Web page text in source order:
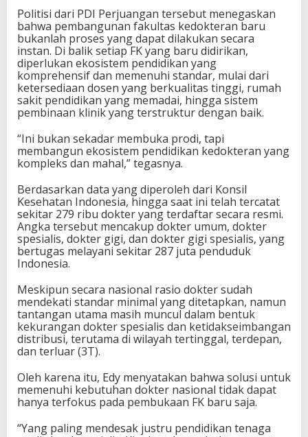
Politisi dari PDI Perjuangan tersebut menegaskan
bahwa pembangunan fakultas kedokteran baru
bukanlah proses yang dapat dilakukan secara
instan. Di balik setiap FK yang baru didirikan,
diperlukan ekosistem pendidikan yang
komprehensif dan memenuhi standar, mulai dari
ketersediaan dosen yang berkualitas tinggi, rumah
sakit pendidikan yang memadai, hingga sistem
pembinaan klinik yang terstruktur dengan baik.
“Ini bukan sekadar membuka prodi, tapi
membangun ekosistem pendidikan kedokteran yang
kompleks dan mahal,” tegasnya.
Berdasarkan data yang diperoleh dari Konsil
Kesehatan Indonesia, hingga saat ini telah tercatat
sekitar 279 ribu dokter yang terdaftar secara resmi.
Angka tersebut mencakup dokter umum, dokter
spesialis, dokter gigi, dan dokter gigi spesialis, yang
bertugas melayani sekitar 287 juta penduduk
Indonesia.
Meskipun secara nasional rasio dokter sudah
mendekati standar minimal yang ditetapkan, namun
tantangan utama masih muncul dalam bentuk
kekurangan dokter spesialis dan ketidakseimbangan
distribusi, terutama di wilayah tertinggal, terdepan,
dan terluar (3T).
Oleh karena itu, Edy menyatakan bahwa solusi untuk
memenuhi kebutuhan dokter nasional tidak dapat
hanya terfokus pada pembukaan FK baru saja.
“Yang paling mendesak justru pendidikan tenaga